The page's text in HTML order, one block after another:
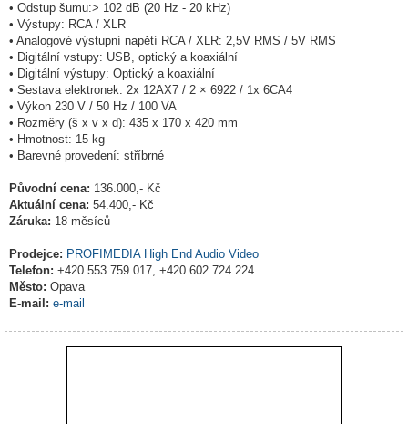
• Odstup šumu:> 102 dB (20 Hz - 20 kHz)
• Výstupy: RCA / XLR
• Analogové výstupní napětí RCA / XLR: 2,5V RMS / 5V RMS
• Digitální vstupy: USB, optický a koaxiální
• Digitální výstupy: Optický a koaxiální
• Sestava elektronek: 2x 12AX7 / 2 × 6922 / 1x 6CA4
• Výkon 230 V / 50 Hz / 100 VA
• Rozměry (š x v x d): 435 x 170 x 420 mm
• Hmotnost: 15 kg
• Barevné provedení: stříbrné
Původní cena: 136.000,- Kč
Aktuální cena: 54.400,- Kč
Záruka: 18 měsíců
Prodejce: PROFIMEDIA High End Audio Video
Telefon: +420 553 759 017, +420 602 724 224
Město: Opava
E-mail: e-mail